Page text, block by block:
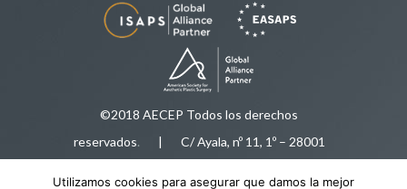
©2018 AECEP Todos los derechos
reservados. | C/ Ayala, nº 11, 1º – 28001
Utilizamos cookies para asegurar que damos la mejor